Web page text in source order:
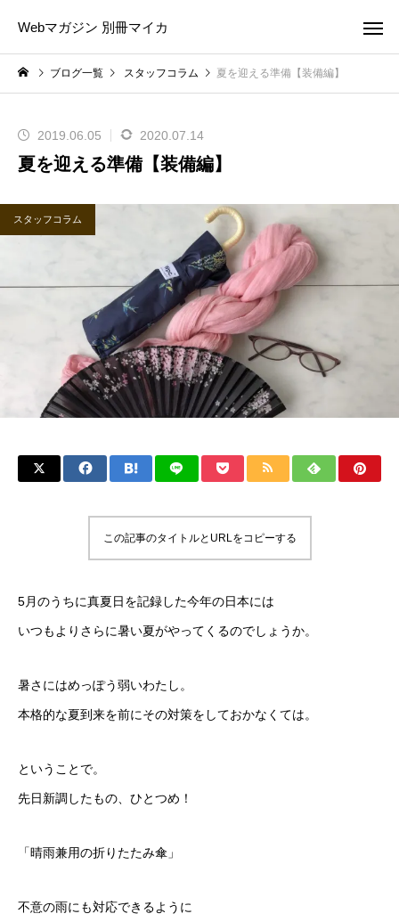
Webマガジン 別冊マイカ
ブログ一覧 スタッフコラム 夏を迎える準備【装備編】
2019.06.05 2020.07.14
夏を迎える準備【装備編】
スタッフコラム
この記事のタイトルとURLをコピーする
5月のうちに真夏日を記録した今年の日本には
いつもよりさらに暑い夏がやってくるのでしょうか。
暑さにはめっぽう弱いわたし。
本格的な夏到来を前にその対策をしておかなくては。
ということで。
先日新調したもの、ひとつめ！
「晴雨兼用の折りたたみ傘」
不意の雨にも対応できるように